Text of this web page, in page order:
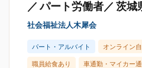
／ パート労働者／ 茨城
社会福祉法人木犀会
パート・アルバイト オンライン
職員給食あり 車通勤・マイカー